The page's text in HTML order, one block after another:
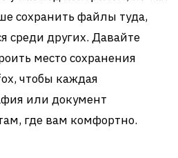
сохранить файлы туда,
среди других. Давайте
место сохранения
чтобы каждая
или документ
где вам комфортно.